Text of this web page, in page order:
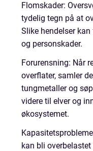
Flomskader:
tydelig tegn på at
Slike hendelser
og personskader.
Forurensning: Når
overflater, samler
tungmetaller og
videre til elver og
økosystemet.
kan bli